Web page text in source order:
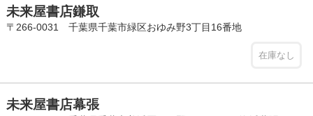
未来屋書店鎌取
〒266-0031 千葉県千葉市緑区おゆみ野3丁目16番地
在庫なし
未来屋書店幕張